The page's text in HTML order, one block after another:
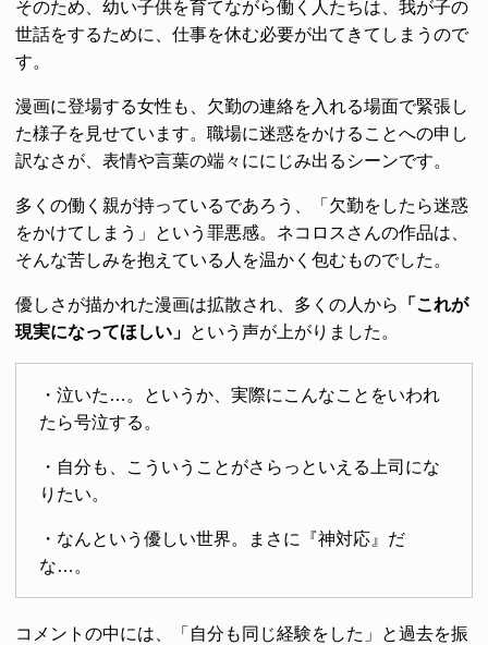
そのため、幼い子供を育てながら働く人たちは、我が子の
世話をするために、仕事を休む必要が出てきてしまうので
す。
漫画に登場する女性も、欠勤の連絡を入れる場面で緊張し
た様子を見せています。職場に迷惑をかけることへの申し
訳なさが、表情や言葉の端々ににじみ出るシーンです。
多くの働く親が持っているであろう、「欠勤をしたら迷惑
をかけてしまう」という罪悪感。ネコロスさんの作品は、
そんな苦しみを抱えている人を温かく包むものでした。
優しさが描かれた漫画は拡散され、多くの人から
「これが
現実になってほしい」 という声が上がりました。
・泣いた…。というか、実際にこんなことをいわれ
たら号泣する。
・自分も、こういうことがさらっといえる上司にな
りたい。
・なんという優しい世界。まさに『神対応』だ
な…。
コメントの中には、「自分も同じ経験をした」と過去を振